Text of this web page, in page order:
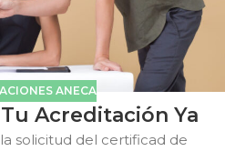
ANECA
Acreditación Ya
solicitud del certificad de